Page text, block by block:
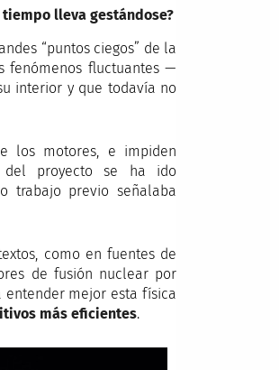
tiempo lleva gestándose?
“puntos ciegos” de la
fenómenos fluctuantes —
interior y que todavía no
los motores, e impiden
del proyecto se ha ido
trabajo previo señalaba
como en fuentes de
de fusión nuclear por
mejor esta física
más eficientes.